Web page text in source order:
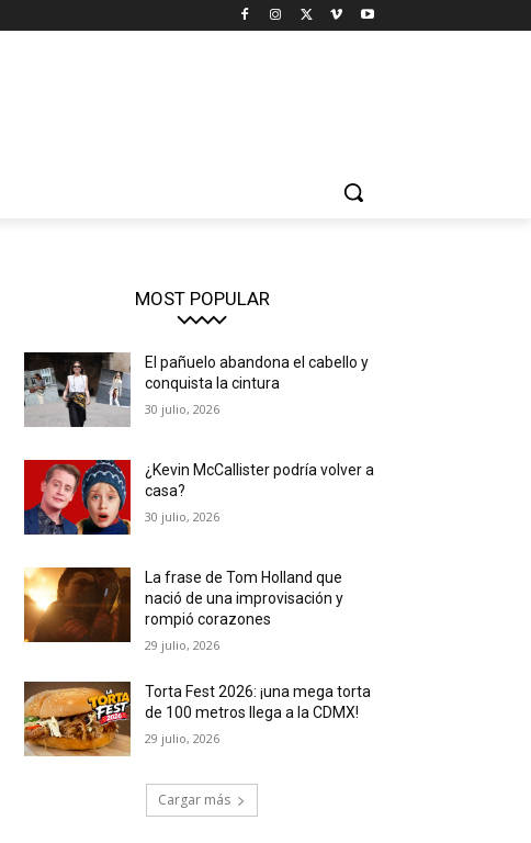
MOST POPULAR
El pañuelo abandona el cabello y
conquista la cintura
30 julio, 2026
¿Kevin McCallister podría volver a
casa?
30 julio, 2026
La frase de Tom Holland que
nació de una improvisación y
rompió corazones
29 julio, 2026
Torta Fest 2026: ¡una mega torta
de 100 metros llega a la CDMX!
29 julio, 2026
Cargar más